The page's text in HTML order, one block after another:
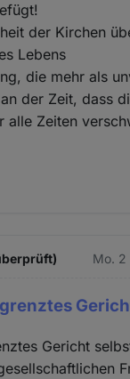
der Kirchen
Lebens
die mehr als
der Zeit, dass
alle Zeiten
Mo.
Gericht